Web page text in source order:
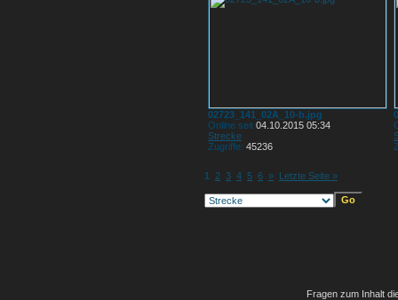
02723_141_02A_10-b.jpg
Online seit 04.10.2015 05:34
Strecke
Zugriffe: 45236
1 2 3 4 5 6 » Letzte Seite »
Fragen zum Inhalt